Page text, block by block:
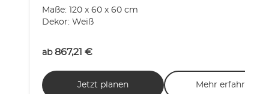
Maße: 120 x 60 x 60 cm
Dekor: Weiß
ab 867,21 €
Jetzt planen Mehr erfahren